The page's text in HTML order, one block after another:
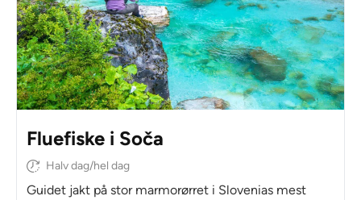
Fluefiske i Soča
Halv dag/hel dag
Guidet jakt på stor marmorørret i Slovenias mest